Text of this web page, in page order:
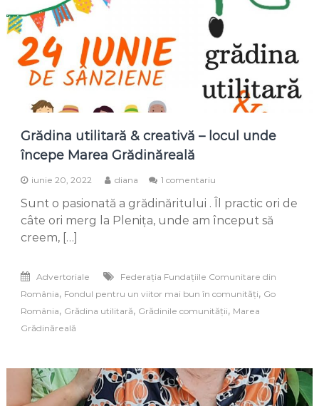
Grădina utilitară & creativă – locul unde
începe Marea Grădinăreală
iunie 20, 2022 diana 1 comentariu
utilitară
&
începe
Marea
Grădinăreală
Sunt o pasionată a grădinăritului . Îl practic ori de
câte ori merg la Plenița, unde am început să
creem, […]
Advertoriale
Federaţia Fundaţiile Comunitare din
România, Fondul pentru un viitor mai bun în comunități, Go
România, Grădina utilitară, Grădinile comunității, Marea
Grădinăreală